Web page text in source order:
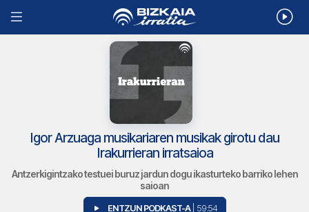
Igor Arzuaga musikariaren musikak girotu dau
Irakurrieran irratsaioa
Antzerkigintzako testuei buruz jardun dogu ikasturteko barriko lehen
saioan
ENTZUN PODKAST-A | 59:54